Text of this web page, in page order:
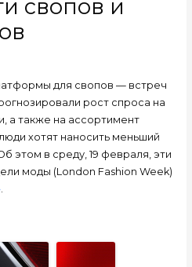
свопов и
для свопов — встреч
рост спроса на
а также на ассортимент
хотят наносить меньший
этом в среду, 19 февраля, эти
моды (London Fashion Week)
.